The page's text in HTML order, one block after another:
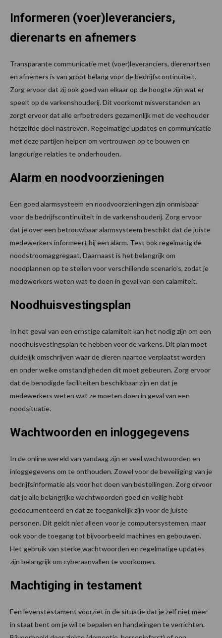
Informeren (voer)leveranciers,
dierenarts en afnemers
Transparante communicatie met (voer)leveranciers, dierenartsen
en afnemers is van groot belang voor de bedrijfscontinuïteit.
Zorg ervoor dat zij ook goed van elkaar op de hoogte zijn wat er
speelt op de varkenshouderij. Dit voorkomt misverstanden en
zorgt ervoor dat alle erfbetreders gezamenlijk met de veehouder
hetzelfde doel nastreven. Regelmatige updates en communicatie
met deze partijen helpen om vertrouwen op te bouwen en
langdurige relaties te onderhouden.
Alarm en noodvoorzieningen
Een goed alarmsysteem en noodvoorzieningen zijn onmisbaar
voor de bedrijfscontinuïteit in de varkenshouderij. Zorg ervoor
dat je over een betrouwbaar alarmsysteem beschikt dat de juiste
medewerkers informeert bij een alarm. Test ook regelmatig de
noodstroomaggregaat. Daarnaast is het belangrijk om
noodplannen op te stellen voor verschillende scenario’s, zodat je
medewerkers weten wat te doen in geval van een calamiteit.
Noodhuisvestingsplan
In het geval van een ernstige calamiteit kan het nodig zijn om een
noodhuisvestingsplan te hebben voor de varkens. Dit plan moet
duidelijk omschrijven waar de dieren naartoe verplaatst worden
en onder welke omstandigheden dit moet gebeuren. Zorg ervoor
dat de benodigde faciliteiten beschikbaar zijn en dat je
medewerkers weten wat ze moeten doen in geval van een
noodsituatie.
Wachtwoorden en inloggegevens
In de online wereld van vandaag zijn er veel wachtwoorden en
inloggegevens om te onthouden. Zowel voor de beveiliging van je
bedrijfsinformatie als voor het doen van bestellingen. Zorg ervoor
dat je alle belangrijke wachtwoorden goed en veilig hebt
gedocumenteerd en dat ze toegankelijk zijn voor de juiste
personen. Dit geldt niet alleen voor je computersystemen, maar
ook voor de toegang tot bijvoorbeeld machines en gebouwen.
Het gebruik van sterke wachtwoorden en regelmatige updates
zijn belangrijk om cyberaanvallen te voorkomen.
Machtiging in testament
Een levenstestament voorziet in de situatie dat je zelf niet meer
in staat bent om je wil te bepalen en handelingen te verrichten.